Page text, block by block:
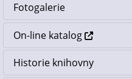
Fotogalerie
On-line katalog
Historie knihovny